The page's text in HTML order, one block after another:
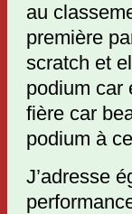
au
première
scratch et
podium car
fière car
podium à
J’adresse